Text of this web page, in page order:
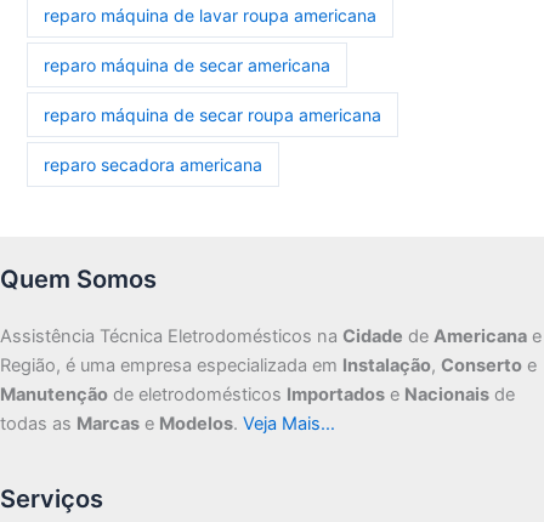
reparo máquina de lavar roupa americana
reparo máquina de secar americana
reparo máquina de secar roupa americana
reparo secadora americana
Quem Somos
Assistência Técnica Eletrodomésticos na Cidade de Americana e
Região, é uma empresa especializada em Instalação, Conserto e
Manutenção de eletrodomésticos Importados e Nacionais de
todas as Marcas e Modelos. Veja Mais…
Serviços